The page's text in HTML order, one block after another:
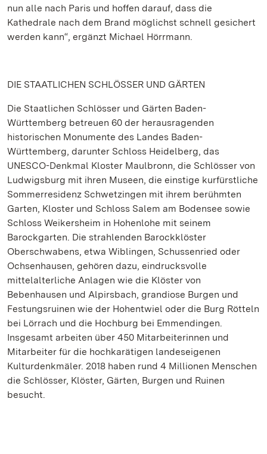
nun alle nach Paris und hoffen darauf, dass die
Kathedrale nach dem Brand möglichst schnell gesichert
werden kann“, ergänzt Michael Hörrmann.
DIE STAATLICHEN SCHLÖSSER UND GÄRTEN
Die Staatlichen Schlösser und Gärten Baden-
Württemberg betreuen 60 der herausragenden
historischen Monumente des Landes Baden-
Württemberg, darunter Schloss Heidelberg, das
UNESCO-Denkmal Kloster Maulbronn, die Schlösser von
Ludwigsburg mit ihren Museen, die einstige kurfürstliche
Sommerresidenz Schwetzingen mit ihrem berühmten
Garten, Kloster und Schloss Salem am Bodensee sowie
Schloss Weikersheim in Hohenlohe mit seinem
Barockgarten. Die strahlenden Barockklöster
Oberschwabens, etwa Wiblingen, Schussenried oder
Ochsenhausen, gehören dazu, eindrucksvolle
mittelalterliche Anlagen wie die Klöster von
Bebenhausen und Alpirsbach, grandiose Burgen und
Festungsruinen wie der Hohentwiel oder die Burg Rötteln
bei Lörrach und die Hochburg bei Emmendingen.
Insgesamt arbeiten über 450 Mitarbeiterinnen und
Mitarbeiter für die hochkarätigen landeseigenen
Kulturdenkmäler. 2018 haben rund 4 Millionen Menschen
die Schlösser, Klöster, Gärten, Burgen und Ruinen
besucht.